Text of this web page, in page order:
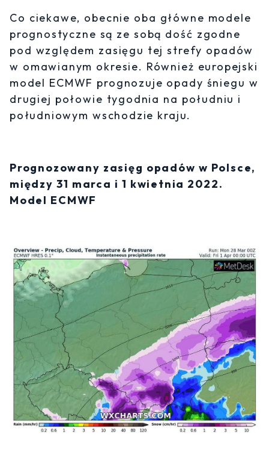
Co ciekawe, obecnie oba główne modele
prognostyczne są ze sobą dość zgodne
pod względem zasięgu tej strefy opadów
w omawianym okresie. Również europejski
model ECMWF prognozuje opady śniegu w
drugiej połowie tygodnia na południu i
południowym wschodzie kraju.
Prognozowany zasięg opadów w Polsce,
między 31 marca i 1 kwietnia 2022.
Model ECMWF